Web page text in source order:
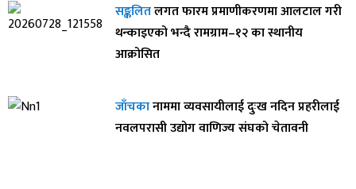
सङ्कलितलगत फारम प्रमाणीकरणमा आलटाल गरी
थन्काइएको भन्दै रामग्राम–१२ का स्थानीय
आक्रोसित
जाँचकानाममा व्यवसायीलाई दुःख नदिन प्रहरीलाई
नवलपरासी उद्योग वाणिज्य संघको चेतावनी